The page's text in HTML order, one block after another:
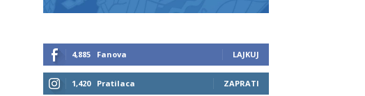
4,885 Fanova LAJKUJ
1,420 Pratilaca ZAPRATI